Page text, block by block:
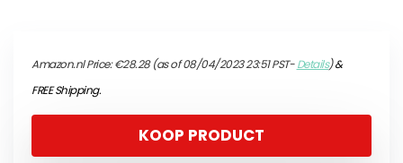
Amazon.nl Price:€28.28(as of 08/04/2023 23:51 PST-Details)&
FREE Shipping.
KOOP PRODUCT